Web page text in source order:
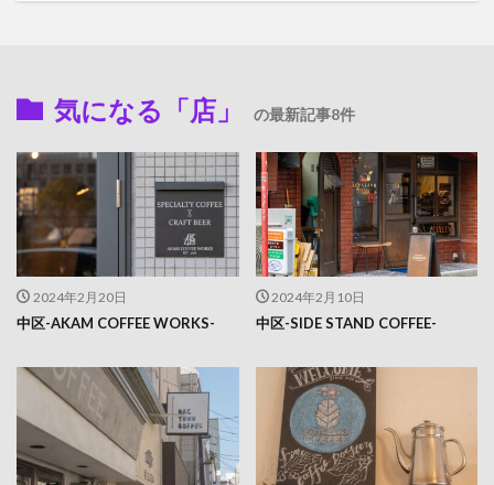
気になる「店」 の最新記事8件
2024年2月20日
中区-AKAM COFFEE WORKS-
2024年2月10日
中区-SIDE STAND COFFEE-